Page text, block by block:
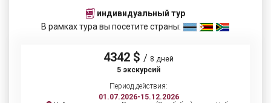
индивидуальный тур
В рамках тура вы посетите страны:
4342 $ / 8 дней
5 экскурсий
Период действия:
01.07.2026-15.12.2026